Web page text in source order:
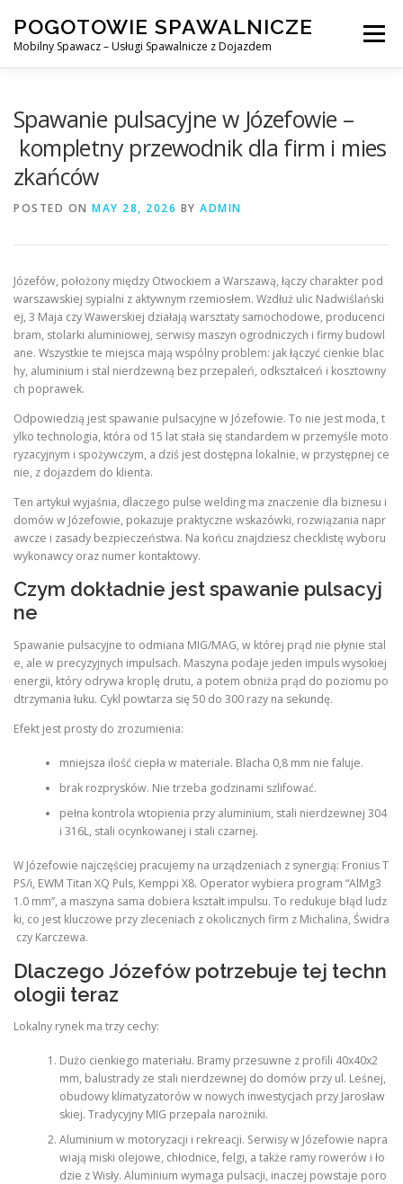
content
POGOTOWIE SPAWALNICZE
Mobilny Spawacz – Usługi Spawalnicze z Dojazdem
Menu
SPAWANIE MIG/MAG (GMAW)
Spawanie pulsacyjne w Józefowie –
kompletny przewodnik dla firm i mies
zkańców
POSTED ON MAY 28, 2026 BY ADMIN
Józefów, położony między Otwockiem a Warszawą, łączy charakter pod
warszawskiej sypialni z aktywnym rzemiosłem. Wzdłuż ulic Nadwiślański
ej, 3 Maja czy Wawerskiej działają warsztaty samochodowe, producenci
bram, stolarki aluminiowej, serwisy maszyn ogrodniczych i firmy budowl
ane. Wszystkie te miejsca mają wspólny problem: jak łączyć cienkie blac
hy, aluminium i stal nierdzewną bez przepaleń, odkształceń i kosztowny
ch poprawek.
Odpowiedzią jest spawanie pulsacyjne w Józefowie. To nie jest moda, t
ylko technologia, która od 15 lat stała się standardem w przemyśle moto
ryzacyjnym i spożywczym, a dziś jest dostępna lokalnie, w przystępnej ce
nie, z dojazdem do klienta.
Ten artykuł wyjaśnia, dlaczego pulse welding ma znaczenie dla biznesu i
domów w Józefowie, pokazuje praktyczne wskazówki, rozwiązania napr
awcze i zasady bezpieczeństwa. Na końcu znajdziesz checklistę wyboru
wykonawcy oraz numer kontaktowy.
Czym dokładnie jest spawanie pulsacyj
ne
Spawanie pulsacyjne to odmiana MIG/MAG, w której prąd nie płynie stal
e, ale w precyzyjnych impulsach. Maszyna podaje jeden impuls wysokiej
energii, który odrywa kroplę drutu, a potem obniża prąd do poziomu po
dtrzymania łuku. Cykl powtarza się 50 do 300 razy na sekundę.
Efekt jest prosty do zrozumienia:
mniejsza ilość ciepła w materiale. Blacha 0,8 mm nie faluje.
brak rozprysków. Nie trzeba godzinami szlifować.
pełna kontrola wtopienia przy aluminium, stali nierdzewnej 304
i 316L, stali ocynkowanej i stali czarnej.
W Józefowie najczęściej pracujemy na urządzeniach z synergią: Fronius T
PS/i, EWM Titan XQ Puls, Kemppi X8. Operator wybiera program “AlMg3
1.0 mm”, a maszyna sama dobiera kształt impulsu. To redukuje błąd ludz
ki, co jest kluczowe przy zleceniach z okolicznych firm z Michalina, Świdra
czy Karczewa.
Dlaczego Józefów potrzebuje tej techn
ologii teraz
Lokalny rynek ma trzy cechy:
Dużo cienkiego materiału. Bramy przesuwne z profili 40x40x2
mm, balustrady ze stali nierdzewnej do domów przy ul. Leśnej,
obudowy klimatyzatorów w nowych inwestycjach przy Jarosław
skiej. Tradycyjny MIG przepala narożniki.
Aluminium w motoryzacji i rekreacji. Serwisy w Józefowie napra
wiają miski olejowe, chłodnice, felgi, a także ramy rowerów i ło
dzie z Wisły. Aluminium wymaga pulsacji, inaczej powstaje poro